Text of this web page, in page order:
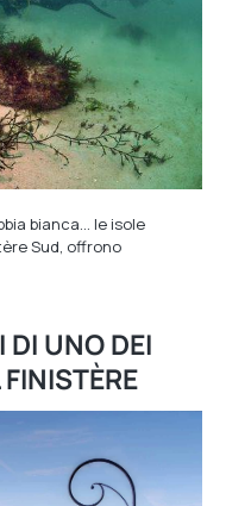
bianca… le isole
Sud, offrono
DI UNO DEI